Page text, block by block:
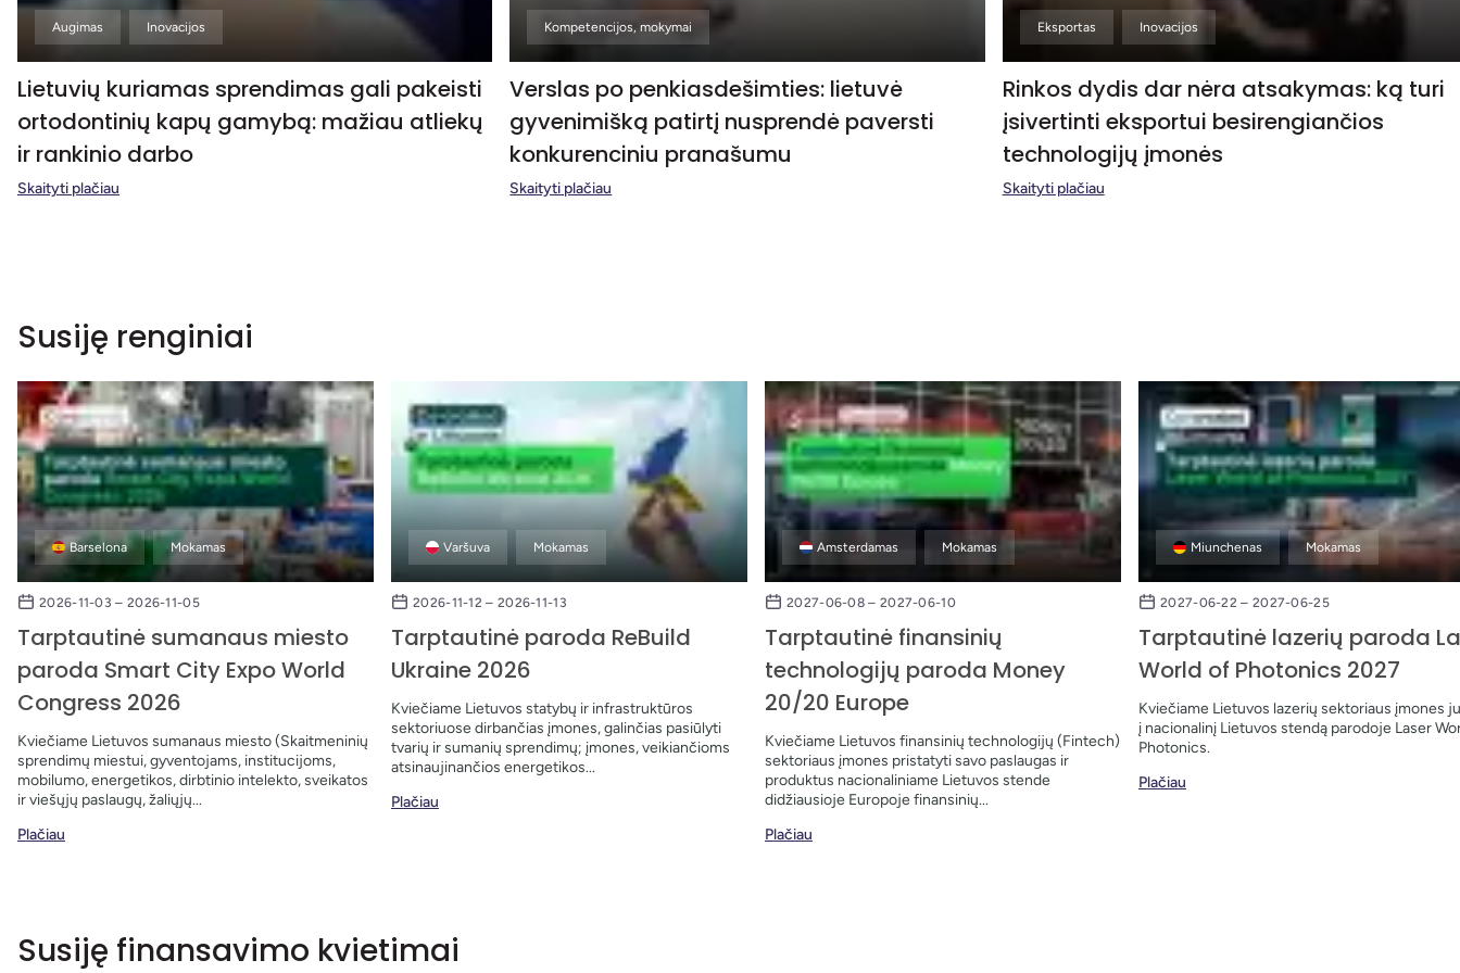
Augimas Inovacijos
Lietuvių kuriamas sprendimas gali pakeisti
ortodontinių kapų gamybą: mažiau atliekų
ir rankinio darbo
Skaityti plačiau
Kompetencijos, mokymai
Verslas po penkiasdešimties: lietuvė
gyvenimišką patirtį nusprendė paversti
konkurenciniu pranašumu
Skaityti plačiau
Eksportas Inovacijos
Rinkos dydis dar nėra atsakymas: ką turi
įsivertinti eksportui besirengiančios
technologijų įmonės
Skaityti plačiau
Susiję renginiai
Barselona Mokamas
2026-11-03 – 2026-11-05
Tarptautinė sumanaus miesto
paroda Smart City Expo World
Congress 2026
Kviečiame Lietuvos sumanaus miesto (Skaitmeninių
sprendimų miestui, gyventojams, institucijoms,
mobilumo, energetikos, dirbtinio intelekto, sveikatos
ir viešųjų paslaugų, žaliųjų...
Plačiau
Varšuva Mokamas
2026-11-12 – 2026-11-13
Tarptautinė paroda ReBuild
Ukraine 2026
Kviečiame Lietuvos statybų ir infrastruktūros
sektoriuose dirbančias įmones, galinčias pasiūlyti
tvarių ir sumanių sprendimų; įmones, veikiančioms
atsinaujinančios energetikos...
Plačiau
Amsterdamas Mokamas
2027-06-08 – 2027-06-10
Tarptautinė finansinių
technologijų paroda Money
20/20 Europe
Kviečiame Lietuvos finansinių technologijų (Fintech)
sektoriaus įmones pristatyti savo paslaugas ir
produktus nacionaliniame Lietuvos stende
didžiausioje Europoje finansinių...
Plačiau
Miunchenas Mokamas
2027-06-22 – 2027-06-25
Tarptautinė lazerių paroda
World of Photonics 2027
Kviečiame Lietuvos lazerių sektoriaus įmones
į nacionalinį Lietuvos stendą parodoje Laser
Photonics.
Plačiau
Susiję finansavimo kvietimai